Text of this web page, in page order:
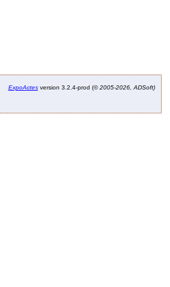
ExpoActesversion 3.2.4-prod (©2005-2026, ADSoft)